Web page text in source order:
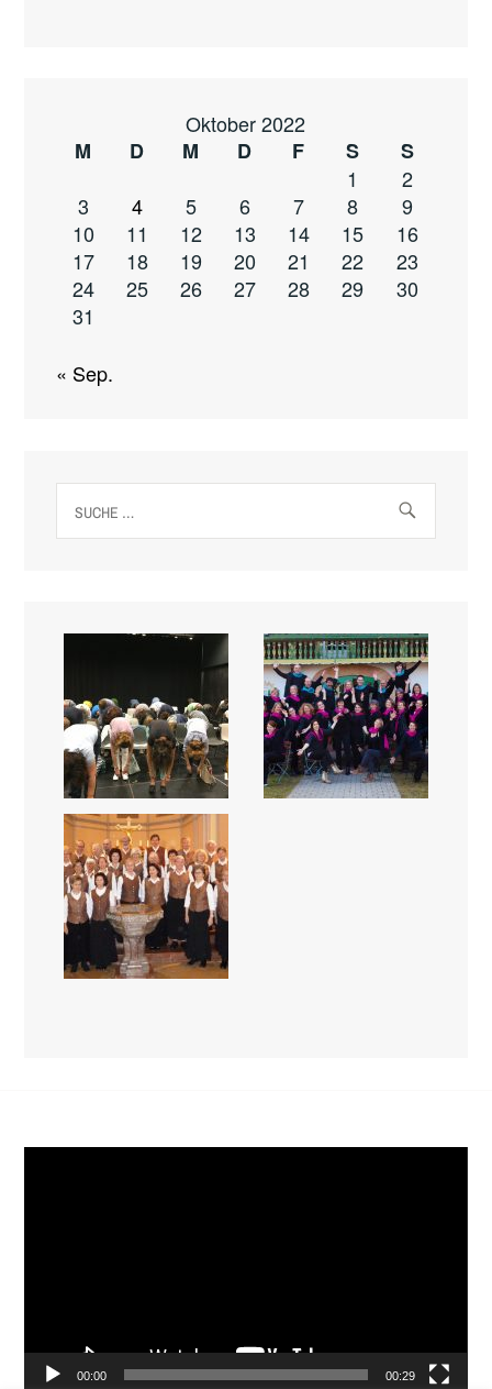
Oktober 2022
M
D M D F S
S
1
2
3
4 5 6 7 8
9
10
11 12 13 14 15
16
17
18 19 20 21 22
23
24
25 26 27 28 29
30
31
« Sep.
nach:
00:00 00:29